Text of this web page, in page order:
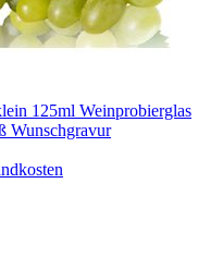
125ml Weinprobierglas
Wunschgravur